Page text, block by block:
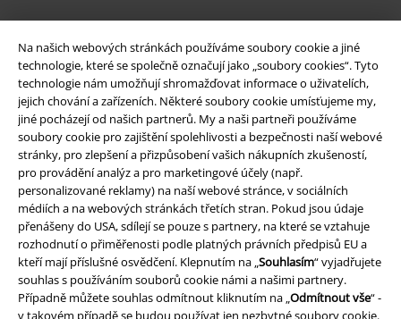
Na našich webových stránkách používáme soubory cookie a jiné
technologie, které se společně označují jako „soubory cookies“. Tyto
technologie nám umožňují shromažďovat informace o uživatelích,
jejich chování a zařízeních. Některé soubory cookie umísťujeme my,
jiné pocházejí od našich partnerů. My a naši partneři používáme
soubory cookie pro zajištění spolehlivosti a bezpečnosti naší webové
stránky, pro zlepšení a přizpůsobení vašich nákupních zkušeností,
pro provádění analýz a pro marketingové účely (např.
personalizované reklamy) na naší webové stránce, v sociálních
médiích a na webových stránkách třetích stran. Pokud jsou údaje
přenášeny do USA, sdílejí se pouze s partnery, na které se vztahuje
rozhodnutí o přiměřenosti podle platných právních předpisů EU a
kteří mají příslušné osvědčení. Klepnutím na „Souhlasím“ vyjadřujete
souhlas s používáním souborů cookie námi a našimi partnery.
Případně můžete souhlas odmítnout kliknutím na „Odmítnout vše“ -
v takovém případě se budou používat jen nezbytné soubory cookie.
Staňte se součástí komunity!
Způsoby platby